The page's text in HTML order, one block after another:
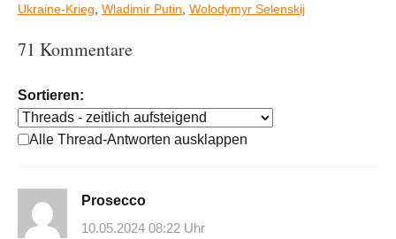
Ukraine-Krieg Wladimir Putin Wolodymyr Selenskij
71 Kommentare
Sortieren:
Alle Thread-Antworten ausklappen
Prosecco
10.05.2024 08:22 Uhr